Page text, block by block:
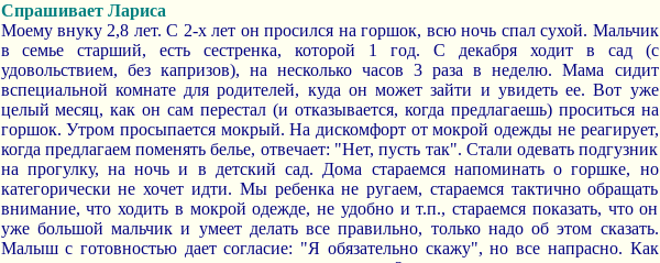
Спрашивает Лариса
Моему внуку 2,8 лет. С 2-х лет он просился на горшок, всю ночь спал сухой. Мальчик
в семье старший, есть сестренка, которой 1 год. С декабря ходит в сад (с
удовольствием, без капризов), на несколько часов 3 раза в неделю. Мама сидит
вспециальной комнате для родителей, куда он может зайти и увидеть ее. Вот уже
целый месяц, как он сам перестал (и отказывается, когда предлагаешь) проситься на
горшок. Утром просыпается мокрый. На дискомфорт от мокрой одежды не реагирует,
когда предлагаем поменять белье, отвечает: "Нет, пусть так". Стали одевать подгузник
на прогулку, на ночь и в детский сад. Дома стараемся напоминать о горшке, но
категорически не хочет идти. Мы ребенка не ругаем, стараемся тактично обращать
внимание, что ходить в мокрой одежде, не удобно и т.п., стараемся показать, что он
уже большой мальчик и умеет делать все правильно, только надо об этом сказать.
Малыш с готовностью дает согласие: "Я обязательно скажу", но все напрасно. Как